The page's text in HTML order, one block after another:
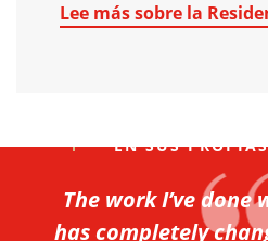
Lee más sobre la
EN SUS
The work I’ve
has completely